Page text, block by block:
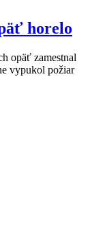
horelo
opäť zamestnal
vypukol požiar